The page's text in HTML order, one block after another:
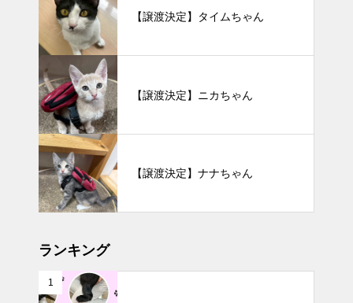
【譲渡決定】タイムちゃん
【譲渡決定】ニカちゃん
【譲渡決定】ナナちゃん
ランキング
1